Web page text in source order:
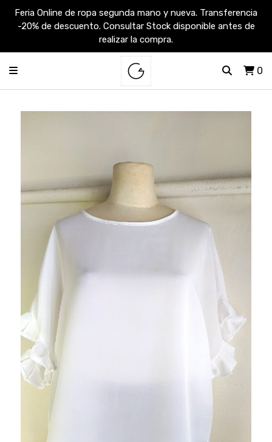
Feria Online de ropa segunda mano y nueva. Transferencia
-20% de descuento. Consultar Stock disponible antes de
realizar la compra.
0